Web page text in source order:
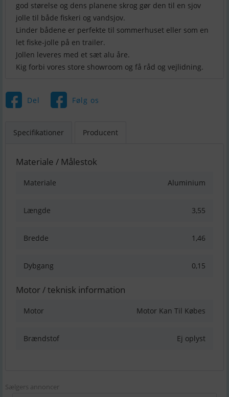
god størelse og dens planene skrog gør den til en sjov
jolle til både fiskeri og vandsjov.
Linder bådene er perfekte til sommerhuset eller som en
let fiske-jolle på en trailer.
Jollen leveres med et sæt alu åre.
Kig forbi vores store showroom og få råd og vejlidning.
Del Følg os
Specifikationer Producent
Materiale / Målestok
Materiale Aluminium
Længde 3,55
Bredde 1,46
Dybgang 0,15
Motor / teknisk information
Motor Motor Kan Til Købes
Brændstof Ej oplyst
Sælgers annoncer